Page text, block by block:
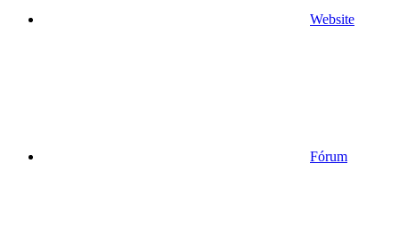
Website
Fórum